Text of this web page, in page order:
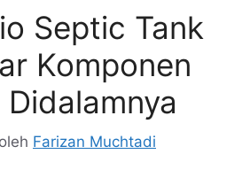
Septic Tank
Komponen
oleh Farizan Muchtadi